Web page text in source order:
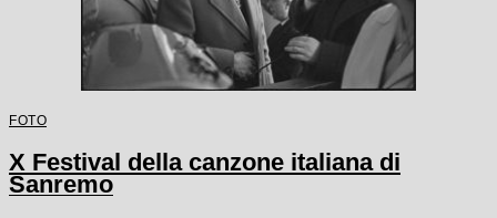
FOTO
X Festival della canzone italiana di
Sanremo